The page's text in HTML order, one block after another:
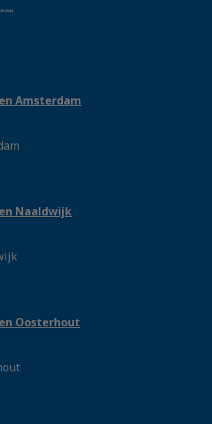
Amsterdam
Naaldwijk
Oosterhout